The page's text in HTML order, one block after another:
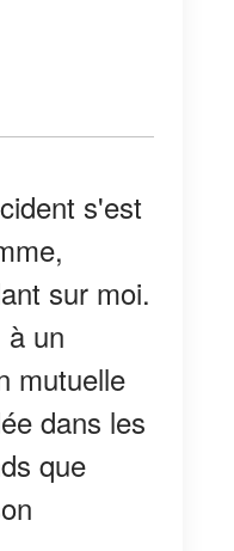
s'est
sur moi.
un
mutuelle
dans les
que